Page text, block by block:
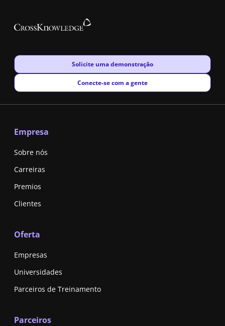
New window
Solicite uma demonstração
New window
Conecte-se com a gente
Empresa
Sobre nós
Carreiras
Premios
Clientes
Oferta
Empresas
Universidades
Parceiros de Treinamento
Parceiros